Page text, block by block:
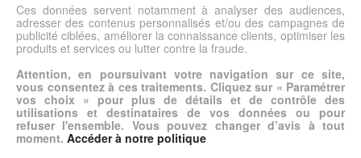
© DSh0p 2026 -Accueil-Mentions légales
Ces données servent notamment à analyser des audiences,
adresser des contenus personnalisés et/ou des campagnes de
publicité ciblées, améliorer la connaissance clients, optimiser les
produits et services ou lutter contre la fraude.
Attention, en poursuivant votre navigation sur ce site,
vous consentez à ces traitements. Cliquez sur « Paramétrer
vos choix » pour plus de détails et de contrôle des
utilisations et destinataires de vos données ou pour
refuser l'ensemble. Vous pouvez changer d’avis à tout
moment. Accéder à notre politique